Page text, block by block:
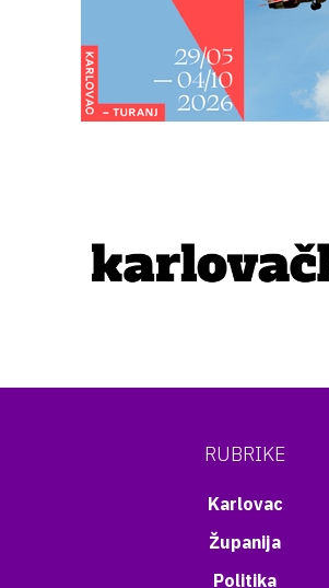
RUBRIKE
Karlovac
Županija
Politika